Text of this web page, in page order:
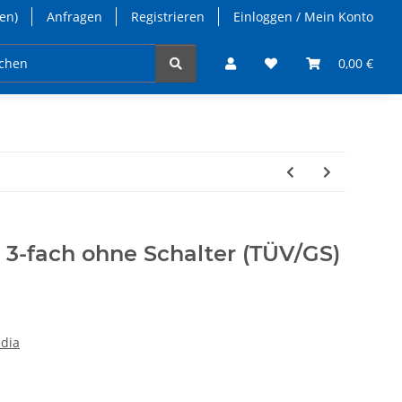
Anfragen Registrieren Einloggen / Mein Konto
0,00 €
fach ohne Schalter (TÜV/GS)